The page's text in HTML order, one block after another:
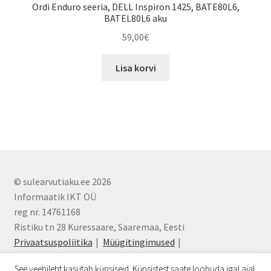
Ordi Enduro seeria, DELL Inspiron 1425, BATE80L6,
BATEL80L6 aku
59,00€
Lisa korvi
© sulearvutiaku.ee 2026
Informaatik IKT OÜ
reg nr. 14761168
Ristiku tn 28 Kuressaare, Saaremaa, Eesti
Privaatsuspoliitika
Müügitingimused
info@sulearvutiaku.ee
See veebileht kasutab küpsiseid. Küpsistest saate loobuda igal ajal,